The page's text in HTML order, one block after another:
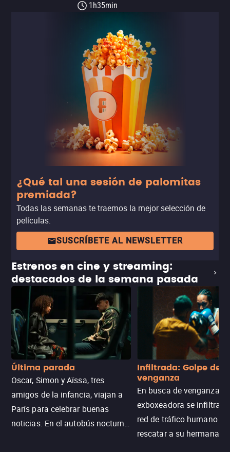
1h35min
¿Qué tal una sesión de palomitas
premiada?
Todas las semanas te traemos la mejor selección de
películas.
SUSCRÍBETE AL NEWSLETTER
Estrenos en cine y streaming:
destacados de la semana pasada
Última parada
Oscar, Simon y Aïssa, tres
amigos de la infancia, viajan a
París para celebrar buenas
noticias. En el autobús nocturno
Infiltrada: Golpe de
venganza
En busca de venganza,
exboxeadora se infiltra
red de tráfico humano
rescatar a su hermana